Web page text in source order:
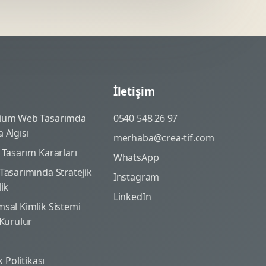
Web Tasarımda
Kararları
Stratejik
Kimlik Sistemi
Politikası
İletişim
0540 548 26 97
merhaba@crea-tif.com
WhatsApp
Instagram
LinkedIn